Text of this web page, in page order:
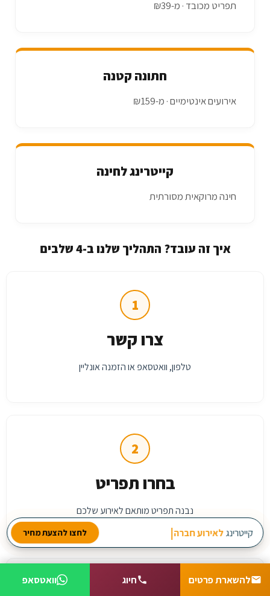
תפריט מכובד · מ-₪39
חתונה קטנה
אירועים אינטימיים · מ-₪159
קייטרינג לחינה
חינה מרוקאית מסורתית
איך זה עובד? התהליך שלנו ב-4 שלבים
1
צרו קשר
טלפון, וואטסאפ או הזמנה אונליין
2
בחרו תפריט
נבנה תפריט מותאם לאירוע שלכם
קייטרינגלאירוע חברה לחצו להצעת מחיר
להשארת פרטים חיוג וואטסאפ